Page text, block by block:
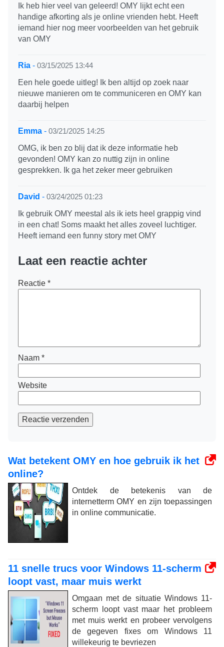
Ik heb hier veel van geleerd! OMY lijkt echt een
handige afkorting als je online vrienden hebt. Heeft
iemand hier nog meer voorbeelden van het gebruik
van OMY
Ria - 03/15/2025 13:44
Een hele goede uitleg! Ik ben altijd op zoek naar
nieuwe manieren om te communiceren en OMY kan
daarbij helpen
Emma - 03/21/2025 14:25
OMG, ik ben zo blij dat ik deze informatie heb
gevonden! OMY kan zo nuttig zijn in online
gesprekken. Ik ga het zeker meer gebruiken
David - 03/24/2025 01:23
Ik gebruik OMY meestal als ik iets heel grappig vind
in een chat! Soms maakt het alles zoveel luchtiger.
Heeft iemand een funny story met OMY
Laat een reactie achter
Reactie *
Naam *
Website
Reactie verzenden
Wat betekent OMY en hoe gebruik ik het
online?
Ontdek de betekenis van de
internetterm OMY en zijn toepassingen
in online communicatie.
11 snelle trucs voor Windows 11-scherm
loopt vast, maar muis werkt
Omgaan met de situatie Windows 11-
scherm loopt vast maar het probleem
met muis werkt en probeer vervolgens
de gegeven fixes om Windows 11
willekeurig te bevriezen